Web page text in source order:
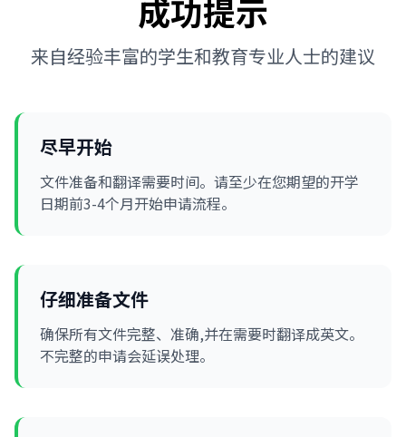
成功提示
来自经验丰富的学生和教育专业人士的建议
尽早开始
文件准备和翻译需要时间。请至少在您期望的开学
日期前3-4个月开始申请流程。
仔细准备文件
确保所有文件完整、准确,并在需要时翻译成英文。
不完整的申请会延误处理。